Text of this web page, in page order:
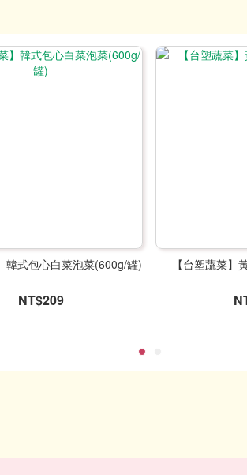
韓式包心白菜泡菜(600g/罐)
NT$209
【台塑蔬菜】